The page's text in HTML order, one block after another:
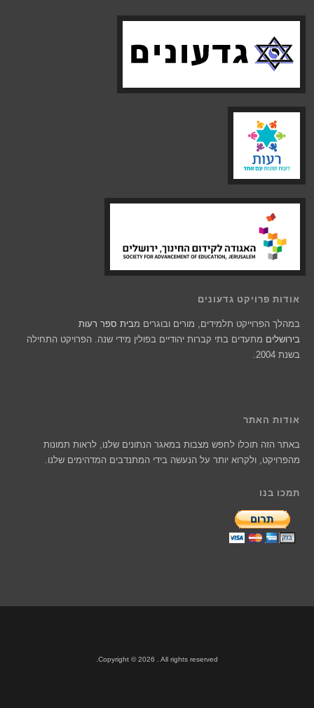
אודות פרויקט גדעונים
במהלך הפרוייקט תלמידים, מורים ובוגרים מבית ספר רעות
בירושלים מתעדים בתי קברות יהודיים בפולין מידי שנה. הפרויקט התחילה
בשנת 2004.
אודות האתר
באתר הזה תוכלו לחפש מצבות במאגר הנתונים שלנו, לראות תמונות
מהפרויקט, ולקרוא יותר על הנעשה בידי המתנדבים המדהימים שלנו.
תמכו בנו
Copyright © 2026 . All rights reserved.